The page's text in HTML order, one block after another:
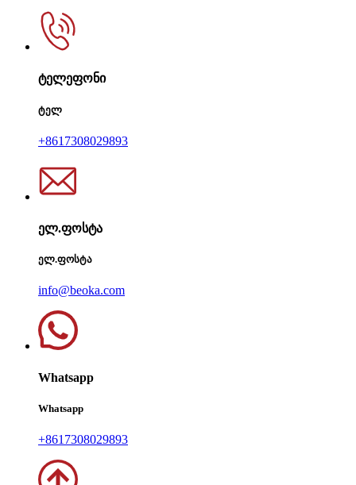
ტელეფონი
ტელ
+8617308029893
ელ.ფოსტა
ელ.ფოსტა
info@beoka.com
Whatsapp
Whatsapp
+8617308029893